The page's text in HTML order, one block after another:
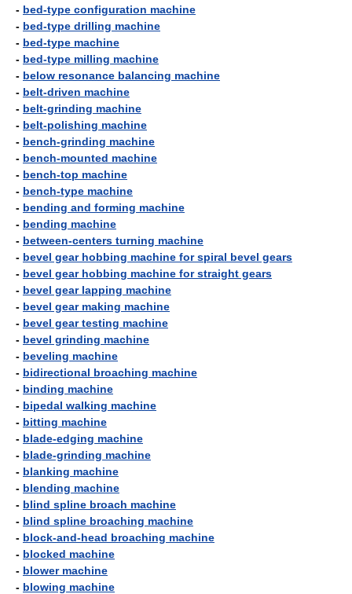
- bed-type configuration machine
- bed-type drilling machine
- bed-type machine
- bed-type milling machine
- below resonance balancing machine
- belt-driven machine
- belt-grinding machine
- belt-polishing machine
- bench-grinding machine
- bench-mounted machine
- bench-top machine
- bench-type machine
- bending and forming machine
- bending machine
- between-centers turning machine
- bevel gear hobbing machine for spiral bevel gears
- bevel gear hobbing machine for straight gears
- bevel gear lapping machine
- bevel gear making machine
- bevel gear testing machine
- bevel grinding machine
- beveling machine
- bidirectional broaching machine
- binding machine
- bipedal walking machine
- bitting machine
- blade-edging machine
- blade-grinding machine
- blanking machine
- blending machine
- blind spline broach machine
- blind spline broaching machine
- block-and-head broaching machine
- blocked machine
- blower machine
- blowing machine